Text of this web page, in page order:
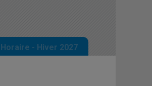
Horaire - Hiver 2027